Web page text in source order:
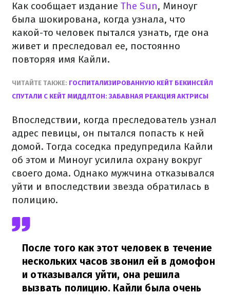
Как сообщает издание The Sun, Миноуг
была шокирована, когда узнала, что
какой-то человек пытался узнать, где она
живет и преследовал ее, постоянно
повторяя имя Кайли.
ЧИТАЙТЕ ТАКЖЕ: ГОСПИТАЛИЗИРОВАННУЮ КЕЙТ БЕКИНСЕЙЛ
СПУТАЛИ С КЕЙТ МИДДЛТОН: ЗАБАВНАЯ РЕАКЦИЯ АКТРИСЫ
Впоследствии, когда преследователь узнал
адрес певицы, он пытался попасть к ней
домой. Тогда соседка предупредила Кайли
об этом и Миноуг усилила охрану вокруг
своего дома. Однако мужчина отказывался
уйти и впоследствии звезда обратилась в
полицию.
После того как этот человек в течение
нескольких часов звонил ей в домофон
и отказывался уйти, она решила
вызвать полицию. Кайли была очень